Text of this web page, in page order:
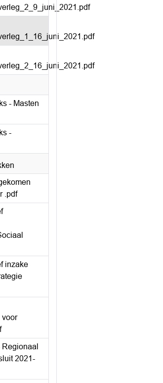
- Masten
-
.pdf
inzake
voor
2021-